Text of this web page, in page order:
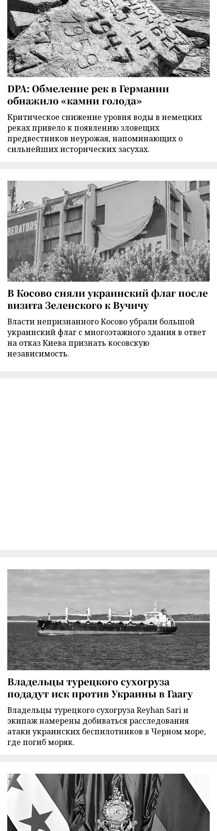
DPA: Обмеление рек в Германии
обнажило «камни голода»
Критическое снижение уровня воды в немецких
реках привело к появлению зловещих
предвестников неурожая, напоминающих о
сильнейших исторических засухах.
В Косово сняли украинский флаг после
визита Зеленского к Вучичу
Власти непризнанного Косово убрали большой
украинский флаг с многоэтажного здания в ответ
на отказ Киева признать косовскую
независимость.
Владельцы турецкого сухогруза
подадут иск против Украины в Гаагу
Владельцы турецкого сухогруза Reyhan Sari и
экипаж намерены добиваться расследования
атаки украинских беспилотников в Черном море,
где погиб моряк.